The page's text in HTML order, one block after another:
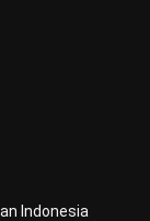
Indonesia